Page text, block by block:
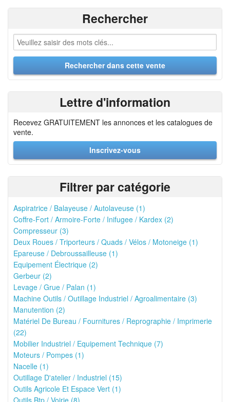
Rechercher
Lettre d'information
Recevez GRATUITEMENT les annonces et les catalogues de
vente.
Inscrivez-vous
Filtrer par catégorie
Aspiratrice / Balayeuse / Autolaveuse (1)
Coffre-Fort / Armoire-Forte / Inifugee / Kardex (2)
Compresseur (3)
Deux Roues / Triporteurs / Quads / Vélos / Motoneige (1)
Epareuse / Debroussailleuse (1)
Equipement Électrique (2)
Gerbeur (2)
Levage / Grue / Palan (1)
Machine Outils / Outillage Industriel / Agroalimentaire (3)
Manutention (2)
Matériel De Bureau / Fournitures / Reprographie / Imprimerie
(22)
Mobilier Industriel / Equipement Technique (7)
Moteurs / Pompes (1)
Nacelle (1)
Outillage D'atelier / Industriel (15)
Outils Agricole Et Espace Vert (1)
Outils Btp / Voirie (8)